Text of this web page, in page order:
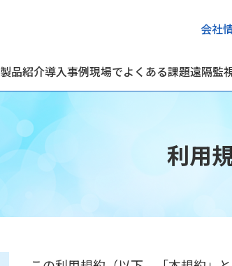
会社
製品紹介導入事例現場でよくある課題遠隔監
利用